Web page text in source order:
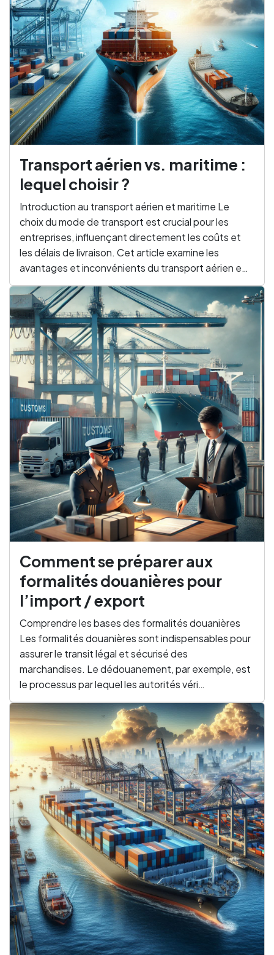
Transport aérien vs. maritime :
lequel choisir ?
Introduction au transport aérien et maritime Le
choix du mode de transport est crucial pour les
entreprises, influençant directement les coûts et
les délais de livraison. Cet article examine les
avantages et inconvénients du transport aérien e…
Comment se préparer aux
formalités douanières pour
l’import / export
Comprendre les bases des formalités douanières
Les formalités douanières sont indispensables pour
assurer le transit légal et sécurisé des
marchandises. Le dédouanement, par exemple, est
le processus par lequel les autorités véri…